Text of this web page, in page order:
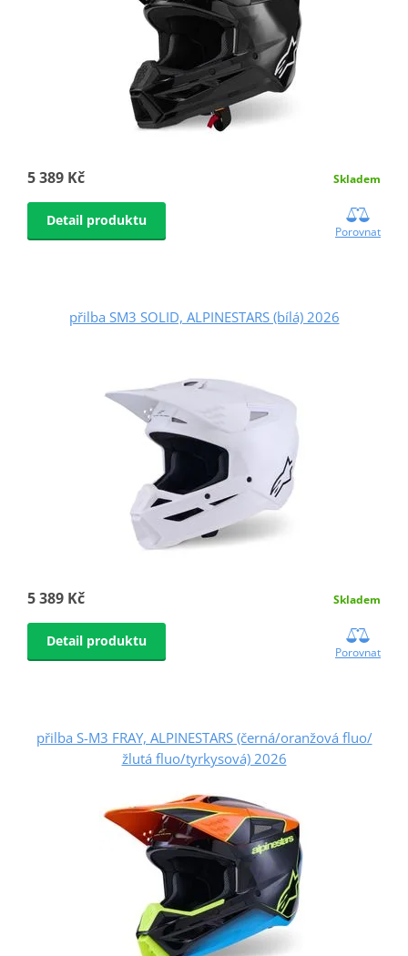
5 389 Kč Skladem
Detail produktu
Porovnat
přilba SM3 SOLID, ALPINESTARS (bílá) 2026
5 389 Kč Skladem
Detail produktu
Porovnat
přilba S-M3 FRAY, ALPINESTARS (černá/oranžová fluo/
žlutá fluo/tyrkysová) 2026